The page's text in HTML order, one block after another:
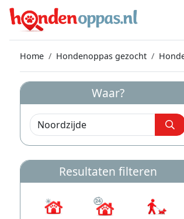
Home Hondenoppas gezocht
Waar?
Resultaten filteren